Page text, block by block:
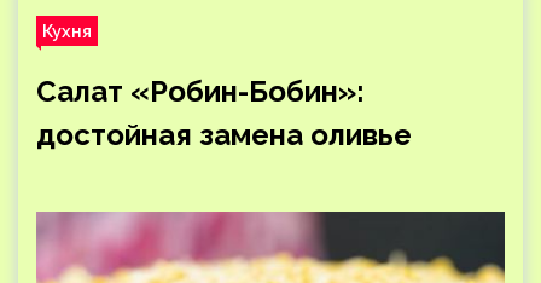
Кухня
Салат «Робин-Бобин»:
достойная замена оливье